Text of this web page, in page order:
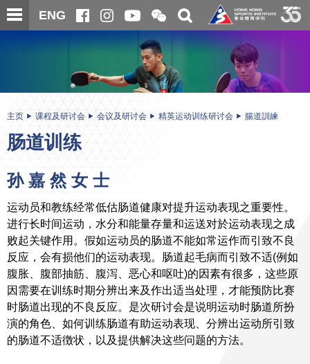
跳
至
ENG
开
合
信
二
维
码
关
搜
主页 课程及研讨会 会议及研讨会 精英运动训练研讨会 腸道訓練
肠道训练
孙 嘉 然 女 士
运动员和教练经常低估肠道健康对提升运动表现之重要性。
进行长时间运动，水分和能量存量和运送对於运动表现之成
败起关键作用。假如运动员的肠道不能如常运作而引致不良
反应，会有损他们的运动表现。肠道起毛病而引致不适(例如
腹胀、腹部抽筋、腹泻、恶心和呕吐)的因素有很多，这些原
因需要在训练时期分辨出来及作出适当处理，才能预防比赛
时肠道出现的不良反应。是次研讨会是说明运动时肠道所扮
演的角色、如何训练肠道有助运动表现、分辨出运动所引致
的肠道不适徴状，以及提供解决这些问题的方法。